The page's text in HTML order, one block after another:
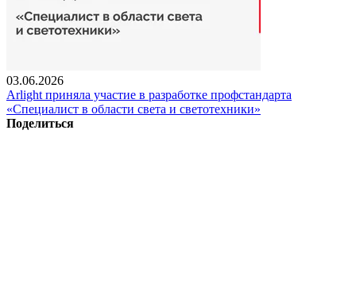
03.06.2026
Arlight приняла участие в разработке профстандарта
«Специалист в области света и светотехники»
Поделиться